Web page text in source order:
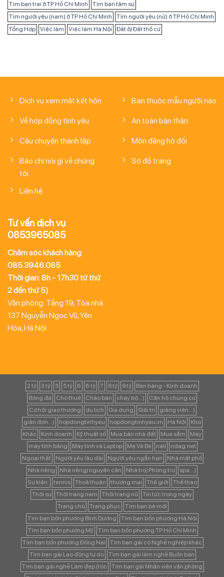
Tìm bạn trai ở TP Hồ Chí Minh
Tìm bạn tâm sự
Tìm người yêu (nam) ở TP Hồ Chí Minh
Tìm người yêu (nữ) ở TP Hồ Chí Minh
Tổng Hợp
Việc làm Việc làm Hà Nội Đất ở/ Đất thổ cư
Dịch vụ xem mặt kết hôn
Về hợp đồng tình yêu
Câu chuyện thành lập
Báo chí nói gì về chúng
tôi
Liên hệ
Bạn thuộc mẫu người nào
An toàn bản thân
Môn đăng hộ đối
Sơ đồ trang
Tư vấn dịch vụ
0853965085
Chăm sóc khách hàng:
085.3946.085
Thời gian: 8h - 17h30 từ thứ
2 đến thứ 5)
Văn phòng: Tầng 19, Tòa nhà
137 Nguyễn Ngọc Vũ, Yên
Hòa, Hà Nội
2 tỷ 3 tỷ 5 5 tỷ 6 6 tỷ 7 8 tỷ 9 tỷ
Bán hàng - Kinh doanh
Bóng đá
Cho thuê Chào bán chạy bộ...)
Căn hộ chung cư
Cơ hội giao thương
du lịch Gia dụng Giải trí
giảng viên...)
giản đơn...)
hopdongtinhyeu hopdongtinhyeu.vn Hà Nội
Kho
Khác
Kinh doanh Kỹ thuật số Mua bán nhà đất Mua sắm
Máy
máy tính bảng
Máy tính và Laptop Mẹ Và Bé nail
ndag.net
Ngoại thất
Người yêu lâu dài Người yêu ngắn hạn
Nhà mặt phố
Nhà riêng
Nhà riêng/ nguyên căn Nhà trọ/ Phòng trọ
spa...)
Sự kiện:
tennis Thoả thuận thương mại Thế giới
Thể thao
Thời sự
Thời trang nam Thời trang nữ
Tin tức trong ngày
Trang chủ
Trang phục
Tìm bạn bè mới
Tìm bạn bốn phương Bình Dương
Tìm bạn bốn phương Hà Nội
Tìm bạn bốn phương Mỹ
Tìm bạn bốn phương TP Hồ Chí Minh
Tìm bạn bốn phương Đồng Nai
Tìm bạn gái có Nghề nghiệp khác
Tìm bạn gái Lao động tự do
Tìm bạn gái làm nghề Buôn bán
Tìm bạn gái nghề Làm đẹp (tóc
Tìm bạn gái Nhân viên văn phòng